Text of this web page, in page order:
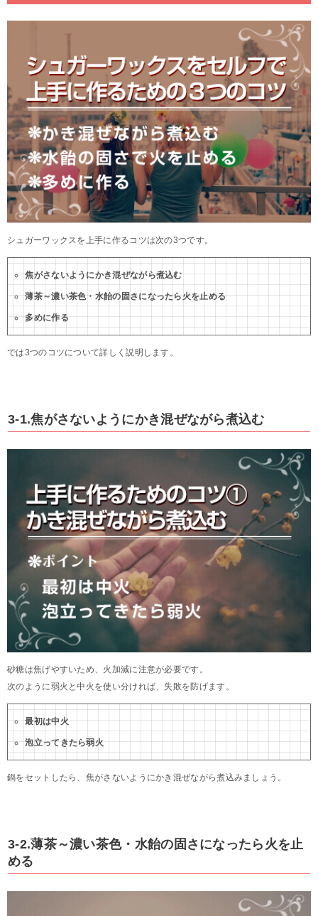
シュガーワックスを上手に作るコツは次の3つです。
焦がさないようにかき混ぜながら煮込む
薄茶～濃い茶色・水飴の固さになったら火を止める
多めに作る
では3つのコツについて詳しく説明します。
3-1.焦がさないようにかき混ぜながら煮込む
砂糖は焦げやすいため、火加減に注意が必要です。
次のように弱火と中火を使い分ければ、失敗を防げます。
最初は中火
泡立ってきたら弱火
鍋をセットしたら、焦がさないようにかき混ぜながら煮込みましょう。
3-2.薄茶～濃い茶色・水飴の固さになったら火を止
める